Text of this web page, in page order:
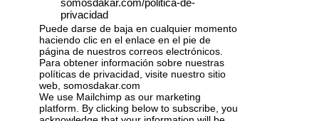
privacidad
Puede darse de baja en cualquier momento
haciendo clic en el enlace en el pie de
página de nuestros correos electrónicos.
Para obtener información sobre nuestras
políticas de privacidad, visite nuestro sitio
web, somosdakar.com
We use Mailchimp as our marketing
platform. By clicking below to subscribe, you